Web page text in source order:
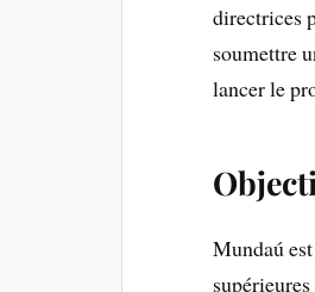
directrices
soumettre
lancer le
Mundaú